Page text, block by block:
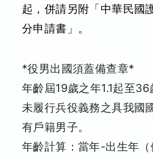
起，併請另附「中華民國
分申請書」。
*役男出國須蓋備查章*
年齡屆19歲之年1.1起至
未履行兵役義務之具我國
有戶籍男子。
年齡計算：當年-出生年（